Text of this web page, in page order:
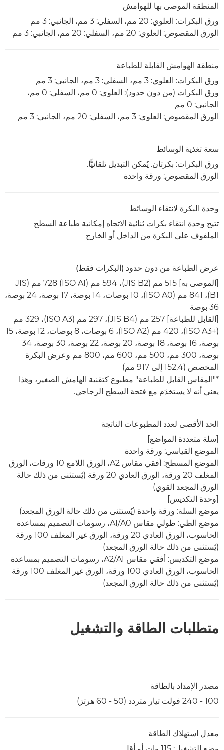
المنطقة الموصى بها للهوامش
ورق البكرات: العلوي: 20 مم، السفلي: 3 مم، الجانبي: 3 مم
الورق المقصوص: العلوي: 20 مم، السفلي: 20 مم، الجانبي: 3 مم
منطقة الهوامش القابلة للطباعة
ورق البكرات: العلوي: 3 مم، السفلي: 3 مم، الجانبي: 3 مم
ورق البكرات (من دون حدود): العلوي: 0 مم، السفلي: 0 مم،
الجانبي: 0 مم
الورق المقصوص: العلوي: 3 مم، السفلي: 20 مم، الجانبي: 3 مم
سعة تغذية الوسائط
ورق البكرات: بكرتان. يُمكن التبديل تلقائيًّا.
الورق المقصوص: ورقة واحدة
وحدة البكرة لانتقاء الوسائط
تتيح وحدة انتقاء بكرات ثنائية الاتجاه إمكانية طباعة السطح
الملفوف على البكرة من الداخل أو الخارج
عرض الطباعة من دون حدود (البكرات فقط)
[الموصى به] 515 مم (JIS B2)‏، 594 مم (ISO A1)‏ 728 مم (JIS
B1)‏، 841 مم (ISO A0)‏، 10 بوصات، 14 بوصة، 17 بوصة، 24 بوصة،
36 بوصة
[القابل للطباعة] 257 مم (JIS B4)‏، 297 مم (ISO A3)‏، 329 مم
(ISO A3+‎)‏، 420 مم (ISO A2)‏، 6 بوصات، 8 بوصات، 12 بوصة، 15
بوصة، 16 بوصة، 18 بوصة، 20 بوصة، 22 بوصة، 30 بوصة، 34
بوصة، 300 مم، 500 مم، 600 مم، 800 مم وعرض البكرة
المخصص (152,4 إلى 917 مم)
*"المقاس القابل للطباعة" مطبوع كتقنية الهامش الصغير، وهذا
يعني أنه لا يستخدَم مع فتحة السطح الزجاجي.
الحد الأقصى لعدد المطبوعات الناتجة
[سلة متعددة المواضع]
الموضع القياسي: ورقة واحدة
الموضع المسطح: أفقي مقاس A2، الورق اللامع 10 ورقات، الورق
المغلف 20 ورقة، الورق العادي 20 ورقة (يُستثنى من ذلك حالة
الورق المجعد القوي)
[وحدة التكديس]
موضع السلة: ورقة واحدة (يُستثنى من ذلك حالة الورق المجعد)
موضع الطي: طولي مقاس A0‏/A1، رسومات التصميم بمساعدة
الحاسوب، الورق العادي 20 ورقة، الورق غير المغلف 100 ورقة
(يُستثنى من ذلك حالة الورق المجعد)
موضع التكديس: أفقي مقاس A1‏/A2، رسومات التصميم بمساعدة
الحاسوب، الورق العادي 100 ورقة، الورق غير المغلف 100 ورقة
(يُستثنى من ذلك حالة الورق المجعد)
متطلبات الطاقة والتشغيل
مصدر الإمداد بالطاقة
100 - 240 فولت تيار متردد (50 - 60 هرتز)
معدل استهلاك الطاقة